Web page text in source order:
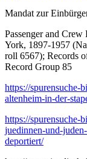
Mandat zur
Passenger and
York, 1897-1957
roll 6567); Records
Record Group 85
https://spurensuche-
altenheim-in-der-
https://spurensuche-
juedinnen-und-
deportiert/